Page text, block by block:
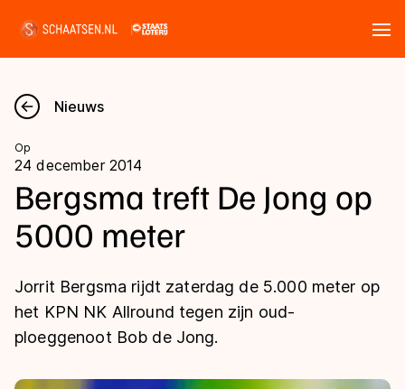
Nieuws
Kalender
Disciplines
Langebaan
Shorttrack
Uitslagen
Langebaan
Tijden & historie
Nieuws
Op
24 december 2014
Bergsma treft De Jong op
5000 meter
Jorrit Bergsma rijdt zaterdag de 5.000 meter op
het KPN NK Allround tegen zijn oud-
ploeggenoot Bob de Jong.